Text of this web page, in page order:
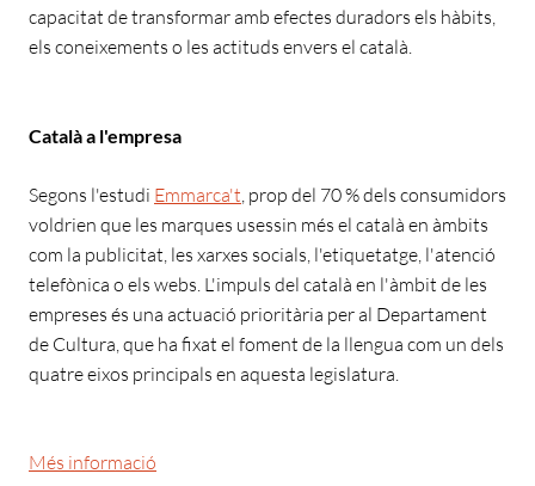
capacitat de transformar amb efectes duradors els hàbits,
els coneixements o les actituds envers el català.
Català a l'empresa
Segons l'estudi Emmarca't , prop del 70 % dels consumidors
voldrien que les marques usessin més el català en àmbits
com la publicitat, les xarxes socials, l'etiquetatge, l'atenció
telefònica o els webs. L'impuls del català en l'àmbit de les
empreses és una actuació prioritària per al Departament
de Cultura, que ha fixat el foment de la llengua com un dels
quatre eixos principals en aquesta legislatura.
Més informació